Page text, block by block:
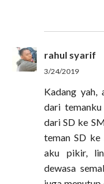
rahul syarif
3/24/2019
Kadang yah,
dari
dari SD ke
teman SD ke
aku pikir,
dewasa